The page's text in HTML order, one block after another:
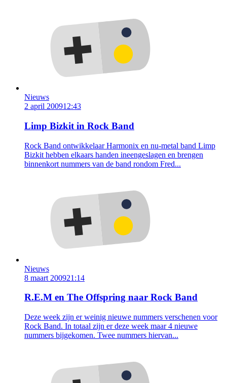
Nieuws
2 april 200912:43
Limp Bizkit in Rock Band
Rock Band ontwikkelaar Harmonix en nu-metal band Limp
Bizkit hebben elkaars handen ineengeslagen en brengen
binnenkort nummers van de band rondom Fred...
Nieuws
8 maart 200921:14
R.E.M en The Offspring naar Rock Band
Deze week zijn er weinig nieuwe nummers verschenen voor
Rock Band. In totaal zijn er deze week maar 4 nieuwe
nummers bijgekomen. Twee nummers hiervan...